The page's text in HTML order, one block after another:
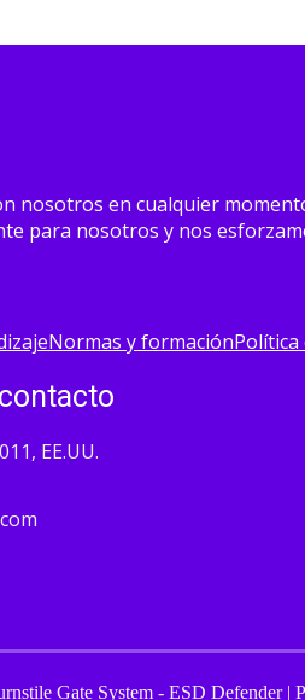
nosotros en cualquier
para nosotros y nos
Normas y formaciónPolítica
EE.UU.
Gate System - ESD Defender |